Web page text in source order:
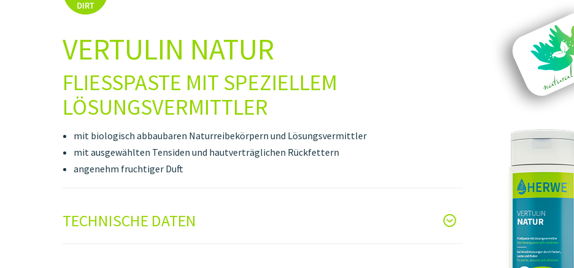
VERTULIN NATUR
FLIESSPASTE MIT SPEZIELLEM L
ÖSUNGSVERMITTLER
mit biologisch abbaubaren Naturreibekörpern und Lösungsvermittler
mit ausgewählten Tensiden und hautverträglichen Rückfettern
angenehm fruchtiger Duft
TECHNISCHE DATEN